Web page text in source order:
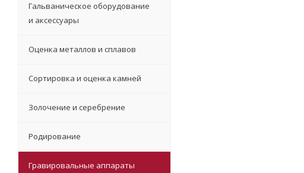
Гальваническое оборудование
и аксессуары
Оценка металлов и сплавов
Сортировка и оценка камней
Золочение и серебрение
Родирование
Гравировальные аппараты